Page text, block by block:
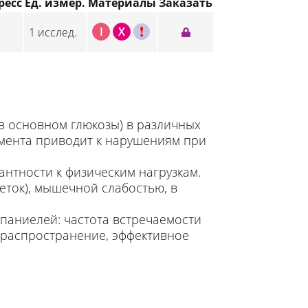
1 исслед. I X C
основном глюкозы) в различных
приводит к нарушениям при
к физическим нагрузкам.
мышечной слабостью, в
частота встречаемости
эффективное